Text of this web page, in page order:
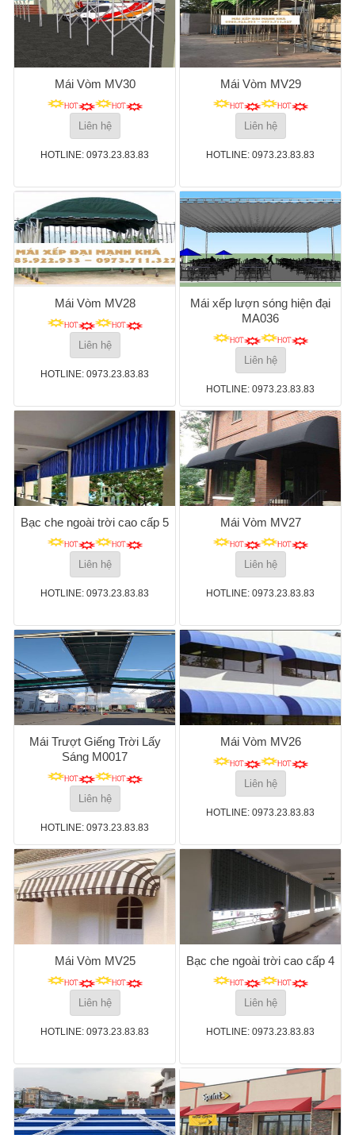
Mái Vòm MV30
Liên hệ
HOTLINE: 0973.23.83.83
Mái Vòm MV29
Liên hệ
HOTLINE: 0973.23.83.83
Mái Vòm MV28
Liên hệ
HOTLINE: 0973.23.83.83
Mái xếp lượn sóng hiện đại
MA036
Liên hệ
HOTLINE: 0973.23.83.83
Bạc che ngoài trời cao cấp 5
Liên hệ
HOTLINE: 0973.23.83.83
Mái Vòm MV27
Liên hệ
HOTLINE: 0973.23.83.83
Mái Trượt Giếng Trời Lấy
Sáng M0017
Liên hệ
HOTLINE: 0973.23.83.83
Mái Vòm MV26
Liên hệ
HOTLINE: 0973.23.83.83
Mái Vòm MV25
Liên hệ
HOTLINE: 0973.23.83.83
Bạc che ngoài trời cao cấp 4
Liên hệ
HOTLINE: 0973.23.83.83